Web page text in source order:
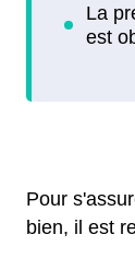
Pour
bien, il est